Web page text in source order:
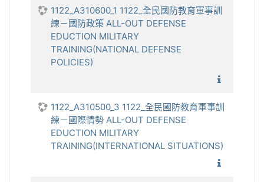
1122_A310600_1 1122_全民國防教育軍事訓
練－國防政策 ALL-OUT DEFENSE
EDUCTION MILITARY
TRAINING(NATIONAL DEFENSE
POLICIES)
1122_A310500_3 1122_全民國防教育軍事訓
練－國際情勢 ALL-OUT DEFENSE
EDUCTION MILITARY
TRAINING(INTERNATIONAL SITUATIONS)